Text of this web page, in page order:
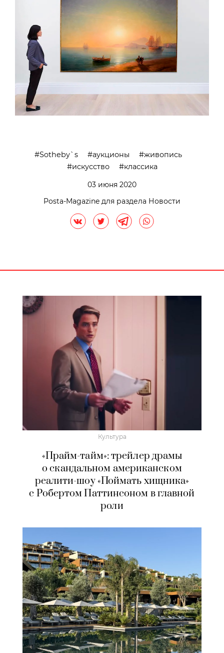
Sotheby`s аукционы
живопись
искусство
классика
03 июня 2020
Posta-Magazine для раздела Новости
Культура
«Прайм-тайм»: трейлер драмы
о скандальном американском
реалити-шоу «Поймать хищника»
с Робертом Паттинсоном в главной
роли